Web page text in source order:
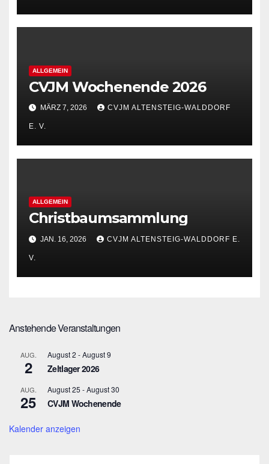
ALLGEMEIN
CVJM Wochenende 2026
MÄRZ 7, 2026 CVJM ALTENSTEIG-WALDDORF
E. V.
ALLGEMEIN
Christbaumsammlung
JAN. 16, 2026 CVJM ALTENSTEIG-WALDDORF E.
V.
Anstehende Veranstaltungen
AUG.
2
August 2 -August 9
Zeltlager 2026
AUG.
25
August 25 -August 30
CVJM Wochenende
Kalender anzeigen